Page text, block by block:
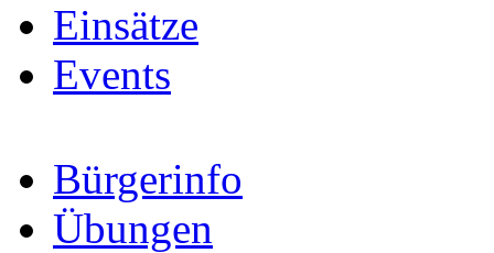
Einsätze
Events
Bürgerinfo
Übungen